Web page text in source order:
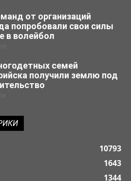
от организаций
попробовали свои силы
в волейбол
семей
получили землю под
10793
1643
1344